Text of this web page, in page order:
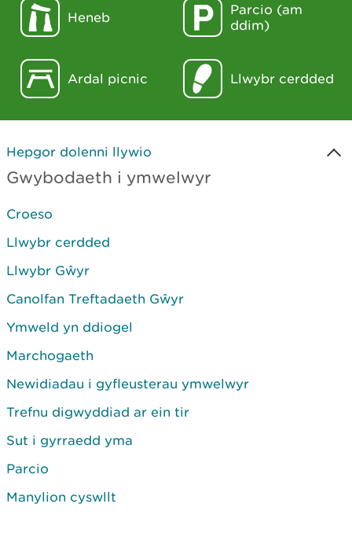
Heneb
Parcio (am
ddim)
Ardal picnic Llwybr cerdded
Hepgor dolenni llywio
Gwybodaeth i ymwelwyr
Croeso
Llwybr cerdded
Llwybr Gŵyr
Canolfan Treftadaeth Gŵyr
Ymweld yn ddiogel
Marchogaeth
Newidiadau i gyfleusterau ymwelwyr
Trefnu digwyddiad ar ein tir
Sut i gyrraedd yma
Parcio
Manylion cyswllt